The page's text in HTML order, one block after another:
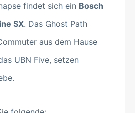
findet sich ein Bosch
SX. Das Ghost Path
aus dem Hause
UBN Five, setzen
.